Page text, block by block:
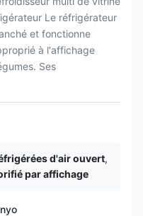
Le réfrigérateur
et fonctionne
à l'affichage
Ses
d'air ouvert,
par affichage